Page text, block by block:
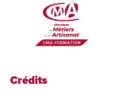
Go to main content
Crédits